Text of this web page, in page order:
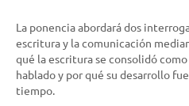
La ponencia abordará dos
escritura y la comunicación
qué la escritura se consolidó
hablado y por qué su desarrollo
tiempo.